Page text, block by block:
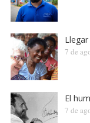
7 de
El
7 de